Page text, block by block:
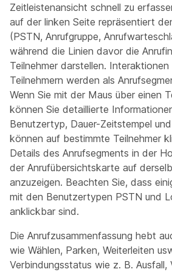
Zeitleistenansicht schnell zu
auf der linken Seite repräsentiert
(PSTN, Anrufgruppe,
während die Linien davor die
Teilnehmer darstellen.
Teilnehmern werden als
Wenn Sie mit der Maus über einen
können Sie detaillierte
Benutzertyp, Dauer-Zeitstempel
können auf bestimmte Teilnehmer
Details des Anrufsegments in der
der Anrufübersichtskarte auf
anzuzeigen. Beachten Sie, dass
mit den Benutzertypen PSTN und
anklickbar sind.
Die Anrufzusammenfassung hebt
wie Wählen, Parken, Weiterleiten
Verbindungsstatus wie z. B. Ausfall,